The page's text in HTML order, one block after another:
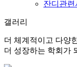
잔디관련
갤러리
더 체계적이고 다양
더 성장하는 학회가